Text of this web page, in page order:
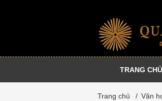
TRANG CHỦ
Trang chủ / Văn